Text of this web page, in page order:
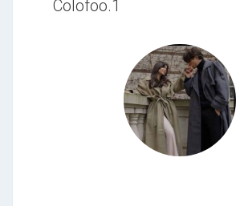
Colofoo.1